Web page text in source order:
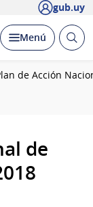
gub.uy
Desplegar
Menú Abrir
de Acción
de